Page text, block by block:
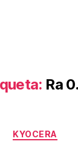
Ra
KYOCERA